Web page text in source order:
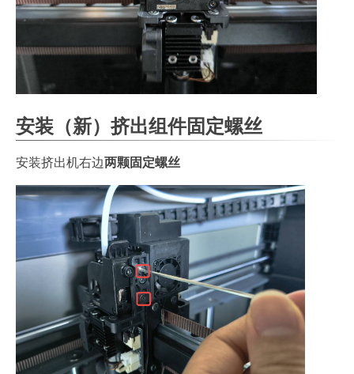
安装（新）挤出组件固定螺丝
安装挤出机右边两颗固定螺丝